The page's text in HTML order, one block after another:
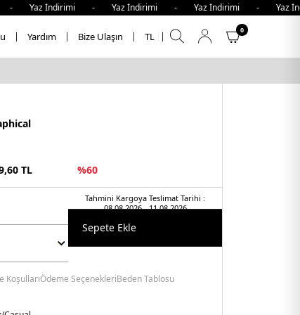
- Yaz İndirimi - Yaz İndirimi -
Yardım Bize Ulaşın TL
0
TL %60
Tahmini Kargoya Teslimat Tarihi :
08.08.2026 - 11.08.2026
Sepete Ekle
KoşullarıÖdeme SeçenekleriBeden Tablosu